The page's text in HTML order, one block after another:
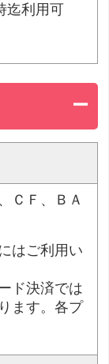
迄利用可
ＣＦ、ＢＡ
はご利用い
ド決済では
ます。各プ